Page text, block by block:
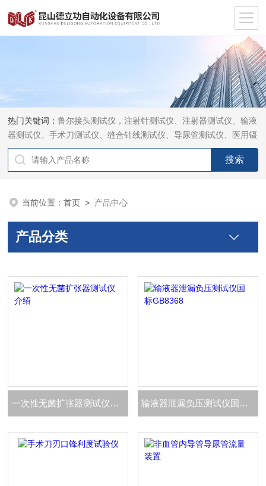
热门关键词：鲁尔接头测试仪，注射针测试仪、注射器测试仪、输液
器测试仪、手术刀测试仪、缝合针线测试仪、导尿管测试仪、医用镊
钳测试仪、导引管导丝测试仪、针灸针测试仪、留置针测试仪
当前位置：首页 > 产品中心
产品分类
一次性无菌扩张器测试仪介绍 输液器泄漏负压测试仪国标GB8368